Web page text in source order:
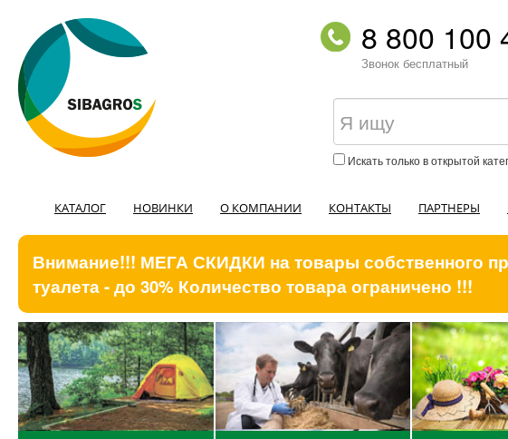
8 800 100
Звонок бесплатный
Искать только в открытой
КАТАЛОГ НОВИНКИ О КОМПАНИИ КОНТАКТЫ ПАРТНЕРЫ
Внимание!!! МЕГА СКИДКИ на товары собственного
туалета - до 30% Количество товара ограничено !!!